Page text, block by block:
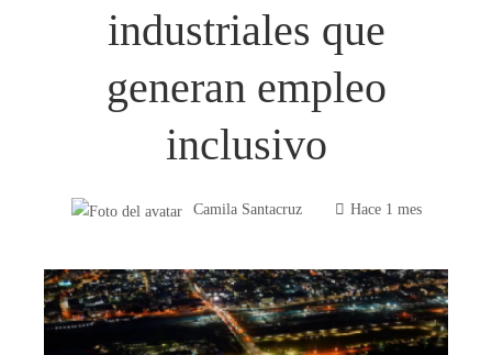
industriales que
generan empleo
inclusivo
Camila Santacruz Hace 1 mes